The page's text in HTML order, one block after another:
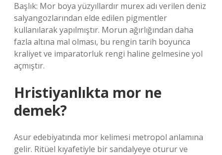
Başlık: Mor boya yüzyıllardır murex adı verilen deniz
salyangozlarından elde edilen pigmentler
kullanılarak yapılmıştır. Morun ağırlığından daha
fazla altına mal olması, bu rengin tarih boyunca
kraliyet ve imparatorluk rengi haline gelmesine yol
açmıştır.
Hristiyanlıkta mor ne
demek?
Asur edebiyatında mor kelimesi metropol anlamına
gelir. Ritüel kıyafetiyle bir sandalyeye oturur ve